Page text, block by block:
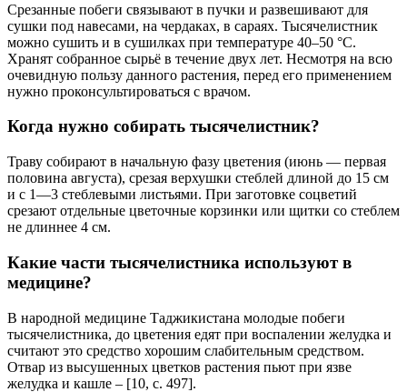
Срезанные побеги связывают в пучки и развешивают для
сушки под навесами, на чердаках, в сараях. Тысячелистник
можно сушить и в сушилках при температуре 40–50 °С.
Хранят собранное сырьё в течение двух лет. Несмотря на всю
очевидную пользу данного растения, перед его применением
нужно проконсультироваться с врачом.
Когда нужно собирать тысячелистник?
Траву собирают в начальную фазу цветения (июнь — первая
половина августа), срезая верхушки стеблей длиной до 15 см
и с 1—3 стеблевыми листьями. При заготовке соцветий
срезают отдельные цветочные корзинки или щитки со стеблем
не длиннее 4 см.
Какие части тысячелистника используют в
медицине?
В народной медицине Таджикистана молодые побеги
тысячелистника, до цветения едят при воспалении желудка и
считают это средство хорошим слабительным средством.
Отвар из высушенных цветков растения пьют при язве
желудка и кашле – [10, с. 497].